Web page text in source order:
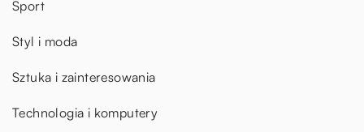
Sport
Styl i moda
Sztuka i zainteresowania
Technologia i komputery